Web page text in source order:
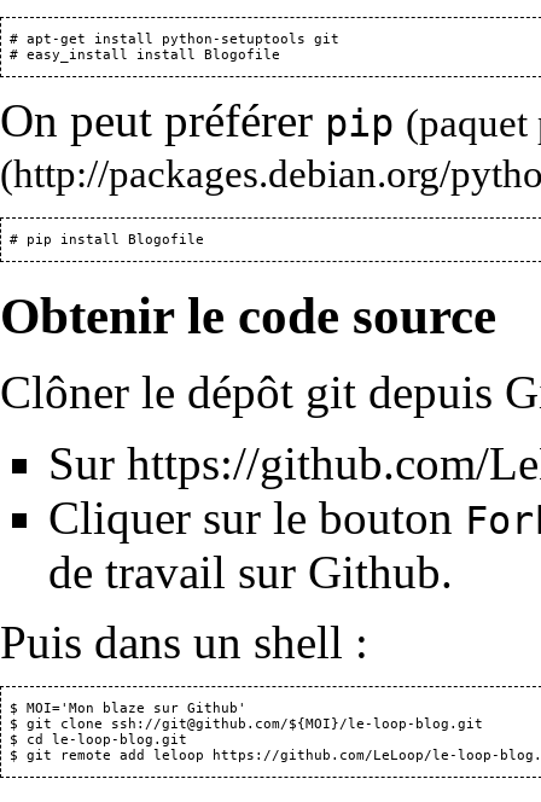
# apt-get install python-setuptools git
On peut préférer pip (paquet
Obtenir le code source
Clôner le dépôt git depuis
Sur https://github.com/
Cliquer sur le bouton
de travail sur Github.
Puis dans un shell :
$ MOI='Mon blaze sur Github'
$ git clone ssh://git@github.com/${MOI}/le-loop-blog.git
$ cd le-loop-blog.git